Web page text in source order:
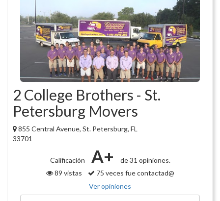
2 College Brothers - St.
Petersburg Movers
855 Central Avenue, St. Petersburg, FL
33701
Calificación A+
de 31 opiniones.
89 vistas
75 veces fue contactad@
Ver opiniones